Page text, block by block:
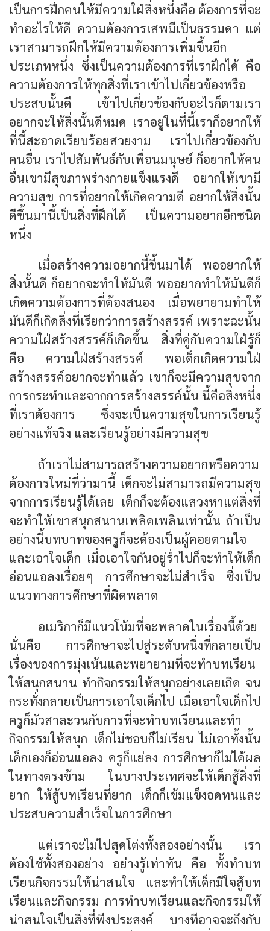
เป็นการฝึกคนให้มีความใฝ่สิ่งหนึ่งคือ ต้องการที่จะ
ทำอะไรให้ดี ความต้องการเสพมีเป็นธรรมดา แต่
เราสามารถฝึกให้มีความต้องการเพิ่มขึ้นอีก
ประเภทหนึ่ง ซึ่งเป็นความต้องการที่เราฝึกได้ คือ
ความต้องการให้ทุกสิ่งที่เราเข้าไปเกี่ยวข้องหรือ
ประสบนั้นดี เข้าไปเกี่ยวข้องกับอะไรก็ตามเรา
อยากจะให้สิ่งนั้นดีหมด เราอยู่ในที่นี้เราก็อยากให้
ที่นี้สะอาดเรียบร้อยสวยงาม เราไปเกี่ยวข้องกับ
คนอื่น เราไปสัมพันธ์กับเพื่อนมนุษย์ ก็อยากให้คน
อื่นเขามีสุขภาพร่างกายแข็งแรงดี อยากให้เขามี
ความสุข การที่อยากให้เกิดความดี อยากให้สิ่งนั้น
ดีขึ้นมานี้เป็นสิ่งที่ฝึกได้ เป็นความอยากอีกชนิด
หนึ่ง
เมื่อสร้างความอยากนี้ขึ้นมาได้ พออยากให้
สิ่งนั้นดี ก็อยากจะทำให้มันดี พออยากทำให้มันดีก็
เกิดความต้องการที่ต้องสนอง เมื่อพยายามทำให้
มันดีก็เกิดสิ่งที่เรียกว่าการสร้างสรรค์ เพราะฉะนั้น
ความใฝ่สร้างสรรค์ก็เกิดขึ้น สิ่งที่คู่กับความใฝ่รู้ก็
คือ ความใฝ่สร้างสรรค์ พอเด็กเกิดความใฝ่
สร้างสรรค์อยากจะทำแล้ว เขาก็จะมีความสุขจาก
การกระทำและจากการสร้างสรรค์นั้น นี้คือสิ่งหนึ่ง
ที่เราต้องการ ซึ่งจะเป็นความสุขในการเรียนรู้
อย่างแท้จริง และเรียนรู้อย่างมีความสุข
ถ้าเราไม่สามารถสร้างความอยากหรือความ
ต้องการใหม่ที่ว่ามานี้ เด็กจะไม่สามารถมีความสุข
จากการเรียนรู้ได้เลย เด็กก็จะต้องแสวงหาแต่สิ่งที่
จะทำให้เขาสนุกสนานเพลิดเพลินเท่านั้น ถ้าเป็น
อย่างนี้บทบาทของครูก็จะต้องเป็นผู้คอยตามใจ
และเอาใจเด็ก เมื่อเอาใจกันอยู่ร่ำไปก็จะทำให้เด็ก
อ่อนแอลงเรื่อยๆ การศึกษาจะไม่สำเร็จ ซึ่งเป็น
แนวทางการศึกษาที่ผิดพลาด
อเมริกาก็มีแนวโน้มที่จะพลาดในเรื่องนี้ด้วย
นั่นคือ การศึกษาจะไปสู่ระดับหนึ่งที่กลายเป็น
เรื่องของการมุ่งเน้นและพยายามที่จะทำบทเรียน
ให้สนุกสนาน ทำกิจกรรมให้สนุกอย่างเลยเถิด จน
กระทั่งกลายเป็นการเอาใจเด็กไป เมื่อเอาใจเด็กไป
ครูก็มัวสาละวนกับการที่จะทำบทเรียนและทำ
กิจกรรมให้สนุก เด็กไม่ชอบก็ไม่เรียน ไม่เอาทั้งนั้น
เด็กเองก็อ่อนแอลง ครูก็แย่ลง การศึกษาก็ไม่ได้ผล
ในทางตรงข้าม ในบางประเทศจะให้เด็กสู้สิ่งที่
ยาก ให้สู้บทเรียนที่ยาก เด็กก็เข้มแข็งอดทนและ
ประสบความสำเร็จในการศึกษา
แต่เราจะไม่ไปสุดโต่งทั้งสองอย่างนั้น เรา
ต้องใช้ทั้งสองอย่าง อย่างรู้เท่าทัน คือ ทั้งทำบท
เรียนกิจกรรมให้น่าสนใจ และทำให้เด็กมีใจสู้บท
เรียนและกิจกรรม การทำบทเรียนและกิจกรรมให้
น่าสนใจเป็นสิ่งที่พึงประสงค์ บางทีอาจจะถึงกับ